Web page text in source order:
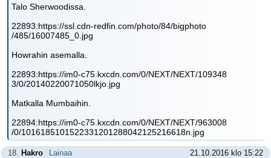
Talo Sherwoodissa.
22893:https://ssl.cdn-redfin.com/photo/84/bigphoto
/485/16007485_0.jpg
Howrahin asemalla.
22893:https://im0-c75.kxcdn.com/0/NEXT/NEXT/109348
3/0/20140220071050lkjo.jpg
Matkalla Mumbaihin.
22894:https://im0-c75.kxcdn.com/0/NEXT/NEXT/963008
/0/1016185101522331201288042125216618n.jpg
18. Hakro Lainaa 21.10.2016 klo 15:22